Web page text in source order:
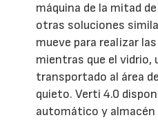
máquina de la mitad
otras soluciones
mueve para realizar
mientras que el vidrio,
transportado al área
quieto. Verti 4.0
automático y